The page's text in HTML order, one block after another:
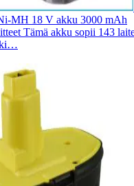
MH 18 V akku 3000 mAh
Tämä akku sopii 143